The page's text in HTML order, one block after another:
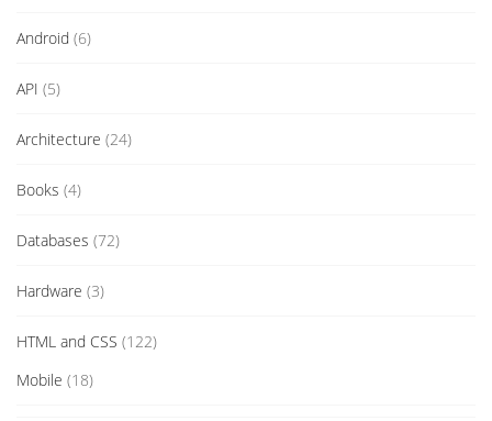
Android (6)
API (5)
Architecture (24)
Books (4)
Databases (72)
Hardware (3)
HTML and CSS (122)
Mobile (18)